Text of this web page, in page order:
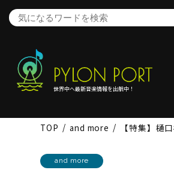
世界中へ最新音楽情報を出航中！
TOP and more 【特集】樋
and more